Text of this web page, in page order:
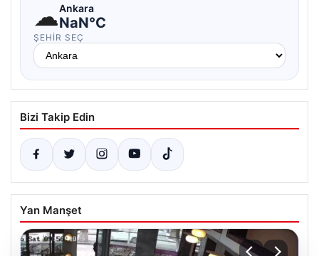
☁Ankara
NaN°C
ŞEHIR SEÇ
Bizi Takip Edin
Yan Manşet